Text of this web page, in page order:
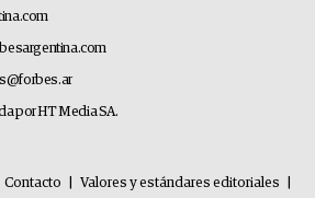
por HT Media SA.
Contacto Valores y estándares editoriales